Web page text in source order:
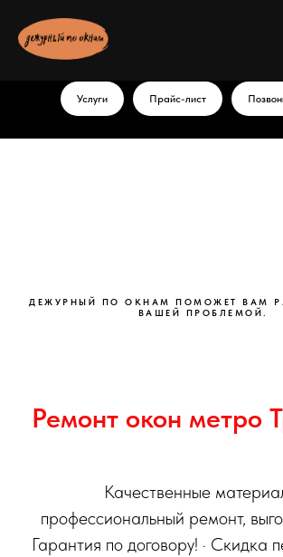
Услуги Прайс-лист
ДЕЖУРНЫЙ ПО ОКНАМ ПОМОЖЕТ ВАМ
ВАШЕЙ ПРОБЛЕМОЙ.
Ремонт окон метро
Качественные
профессиональный ремонт,
Гарантия по договору! · Скидка